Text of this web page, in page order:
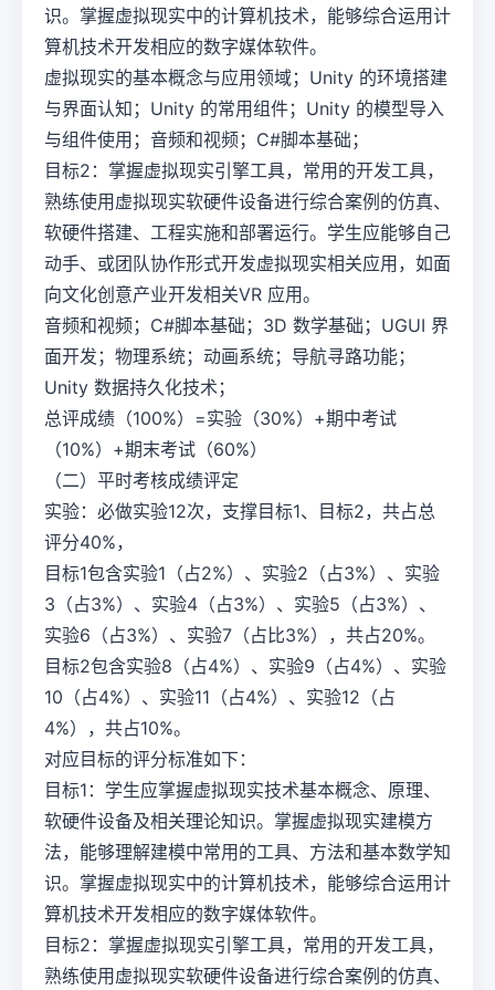
识。掌握虚拟现实中的计算机技术，能够综合运用计
算机技术开发相应的数字媒体软件。
虚拟现实的基本概念与应用领域；Unity 的环境搭建
与界面认知；Unity 的常用组件；Unity 的模型导入
与组件使用；音频和视频；C#脚本基础；
目标2：掌握虚拟现实引擎工具，常用的开发工具，
熟练使用虚拟现实软硬件设备进行综合案例的仿真、
软硬件搭建、工程实施和部署运行。学生应能够自己
动手、或团队协作形式开发虚拟现实相关应用，如面
向文化创意产业开发相关VR 应用。
音频和视频；C#脚本基础；3D 数学基础；UGUI 界
面开发；物理系统；动画系统；导航寻路功能；
Unity 数据持久化技术；
总评成绩（100%）=实验（30%）+期中考试
（10%）+期末考试（60%）
（二）平时考核成绩评定
实验：必做实验12次，支撑目标1、目标2，共占总
评分40%，
目标1包含实验1（占2%）、实验2（占3%）、实验
3（占3%）、实验4（占3%）、实验5（占3%）、
实验6（占3%）、实验7（占比3%），共占20%。
目标2包含实验8（占4%）、实验9（占4%）、实验
10（占4%）、实验11（占4%）、实验12（占
4%），共占10%。
对应目标的评分标准如下：
目标1：学生应掌握虚拟现实技术基本概念、原理、
软硬件设备及相关理论知识。掌握虚拟现实建模方
法，能够理解建模中常用的工具、方法和基本数学知
识。掌握虚拟现实中的计算机技术，能够综合运用计
算机技术开发相应的数字媒体软件。
目标2：掌握虚拟现实引擎工具，常用的开发工具，
熟练使用虚拟现实软硬件设备进行综合案例的仿真、